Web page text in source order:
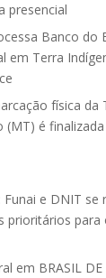
presencial
Banco do
em Terra
física da
(MT) é finalizada
Funai e DNIT se
prioritários para
em BRASIL DE